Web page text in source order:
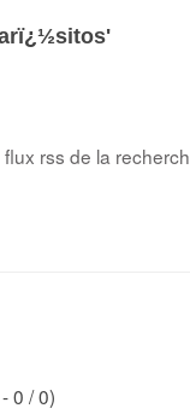
rss de la
0 / 0)